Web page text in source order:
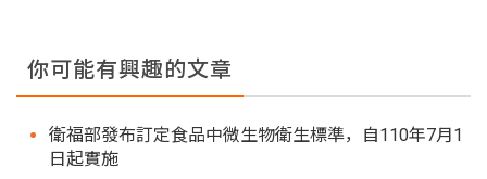
你可能有興趣的文章
衛福部發布訂定食品中微生物衛生標準，自110年7月1
日起實施